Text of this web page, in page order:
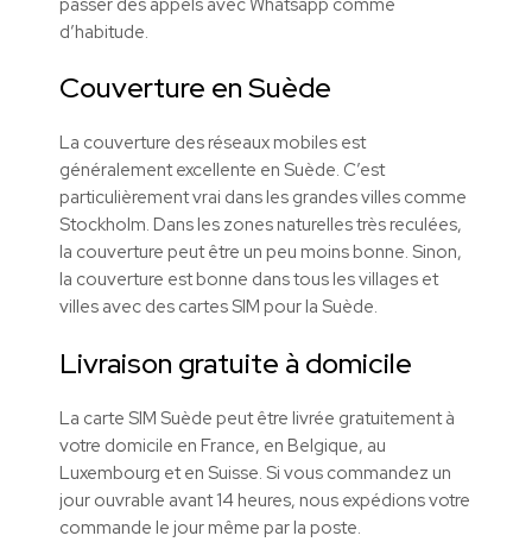
d’habitude.
Couverture en Suède
La couverture des réseaux mobiles est
généralement excellente en Suède. C’est
particulièrement vrai dans les grandes villes comme
Stockholm. Dans les zones naturelles très reculées,
la couverture peut être un peu moins bonne. Sinon,
la couverture est bonne dans tous les villages et
villes avec des cartes SIM pour la Suède.
Livraison gratuite à domicile
La carte SIM Suède peut être livrée gratuitement à
votre domicile en France, en Belgique, au
Luxembourg et en Suisse. Si vous commandez un
jour ouvrable avant 14 heures, nous expédions votre
commande le jour même par la poste.